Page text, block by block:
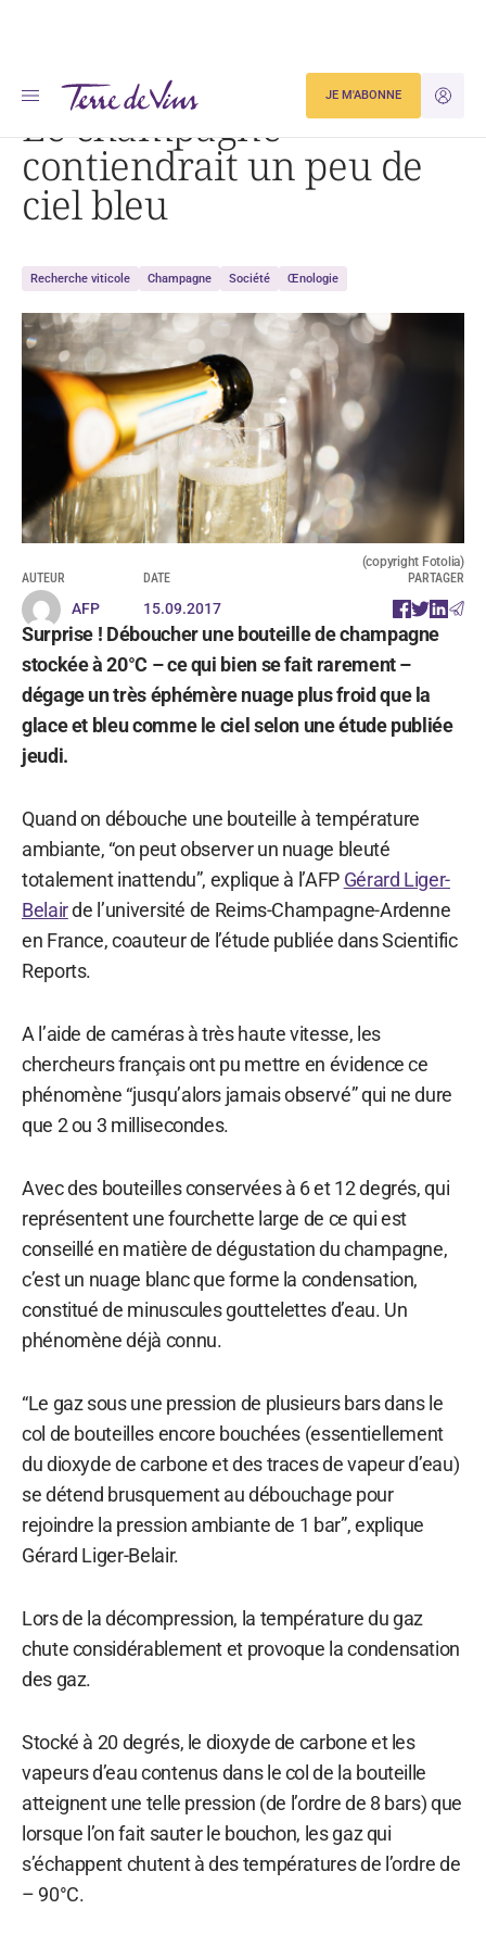
JE
JE M'ABONNE
Accueil Le champagne contiendrait un peu de ciel bleu
Le champagne
contiendrait un peu de
ciel bleu
Recherche viticole Champagne Société Œnologie
(copyright Fotolia)
AUTEUR
AFP
DATE
15.09.2017
PARTAGER
Surprise ! Déboucher une bouteille de champagne
stockée à 20°C – ce qui bien se fait rarement –
dégage un très éphémère nuage plus froid que la
glace et bleu comme le ciel selon une étude publiée
jeudi.
Quand on débouche une bouteille à température
ambiante, “on peut observer un nuage bleuté
totalement inattendu”, explique à l’AFP Gérard Liger-
Belairde l’université de Reims-Champagne-Ardenne
en France, coauteur de l’étude publiée dans Scientific
Reports.
A l’aide de caméras à très haute vitesse, les
chercheurs français ont pu mettre en évidence ce
phénomène “jusqu’alors jamais observé” qui ne dure
que 2 ou 3 millisecondes.
Avec des bouteilles conservées à 6 et 12 degrés, qui
représentent une fourchette large de ce qui est
conseillé en matière de dégustation du champagne,
c’est un nuage blanc que forme la condensation,
constitué de minuscules gouttelettes d’eau. Un
phénomène déjà connu.
“Le gaz sous une pression de plusieurs bars dans le
col de bouteilles encore bouchées (essentiellement
du dioxyde de carbone et des traces de vapeur d’eau)
se détend brusquement au débouchage pour
rejoindre la pression ambiante de 1 bar”, explique
Gérard Liger-Belair.
Lors de la décompression, la température du gaz
chute considérablement et provoque la condensation
des gaz.
Stocké à 20 degrés, le dioxyde de carbone et les
vapeurs d’eau contenus dans le col de la bouteille
atteignent une telle pression (de l’ordre de 8 bars) que
lorsque l’on fait sauter le bouchon, les gaz qui
s’échappent chutent à des températures de l’ordre de
– 90°C.